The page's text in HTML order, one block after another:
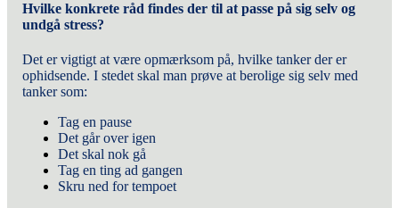
Hvilke konkrete råd findes der til at passe på sig selv og
undgå stress?
Det er vigtigt at være opmærksom på, hvilke tanker der er
ophidsende. I stedet skal man prøve at berolige sig selv med
tanker som:
Tag en pause
Det går over igen
Det skal nok gå
Tag en ting ad gangen
Skru ned for tempoet